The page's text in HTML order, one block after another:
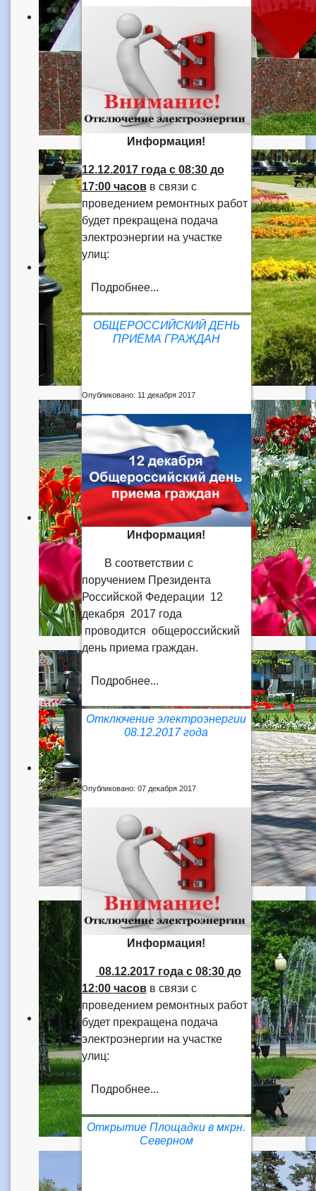
Информация!
12.12.2017 годас 08:30 до
17:00 часовв связи с
проведением ремонтных работ
будет прекращена подача
электроэнергии на участке
улиц:
Подробнее...
ОБЩЕРОССИЙСКИЙ ДЕНЬ
ПРИЁМА ГРАЖДАН
Опубликовано: 11 декабря 2017
Информация!
В соответствии с
поручением Президента
Российской Федерации 12
декабря 2017 года
проводится общероссийский
день приема граждан.
Подробнее...
Отключение электроэнергии
08.12.2017 года
Опубликовано: 07 декабря 2017
Информация!
08.12.2017 годас 08:30 до
12:00 часовв связи с
проведением ремонтных работ
будет прекращена подача
электроэнергии на участке
улиц:
Подробнее...
Открытие Площадки в мкрн.
Северном